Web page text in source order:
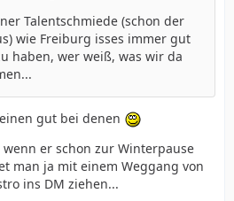
Talentschmiede (schon der
wie Freiburg isses immer gut
haben, wer weiß, was wir da
gut bei denen
er schon zur Winterpause
man ja mit einem Weggang von
ins DM ziehen...